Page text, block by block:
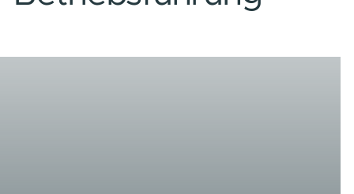
Betriebsführung